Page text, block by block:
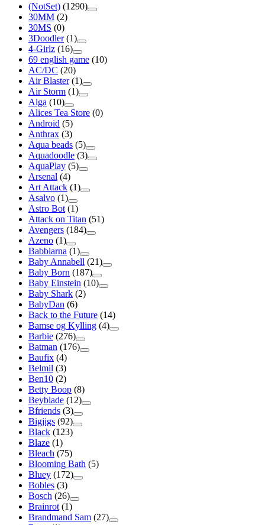
(NotSet) (1290)
30MM (2)
30MS (0)
3Doodler (1)
4-Girlz (16)
69 english game (10)
AC/DC (20)
Air Blaster (1)
Air Storm (1)
Alga (10)
Alices Tea Store (0)
Android (5)
Anthrax (3)
Aqua beads (5)
Aquadoodle (3)
AquaPlay (5)
Arsenal (4)
Art Attack (1)
Asalvo (1)
Astro Bot (1)
Attack on Titan (51)
Avengers (184)
Azeno (1)
Babblarna (1)
Baby Annabell (21)
Baby Born (187)
Baby Einstein (10)
Baby Shark (2)
BabyDan (6)
Back to the Future (14)
Bamse og Kylling (4)
Barbie (276)
Batman (176)
Baufix (4)
Belmil (3)
Ben10 (2)
Betty Boop (8)
Beyblade (12)
Bfriends (3)
Bigjigs (92)
Black (123)
Blaze (1)
Bleach (75)
Blooming Bath (5)
Bluey (172)
Bobles (3)
Bosch (26)
Brainrot (1)
Brandmand Sam (27)